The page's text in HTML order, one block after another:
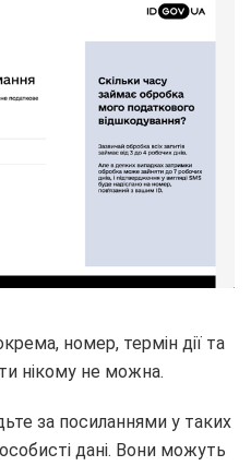
номер, термін дії та
нікому не можна.
за посиланнями у таких
дані. Вони можуть